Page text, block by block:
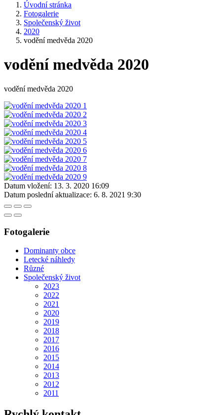
Úvodní stránka
Fotogalerie
Společenský život
2020
vodění medvěda 2020
vodění medvěda 2020
vodění medvěda 2020
Datum vložení: 13. 3. 2020 16:09
Datum poslední aktualizace: 6. 8. 2021 9:30
Fotogalerie
Dominanty obce
Letecké náhledy
Různé
Společenský život
2023
2022
2021
2020
2019
2018
2017
2016
2015
2014
2013
2012
2011